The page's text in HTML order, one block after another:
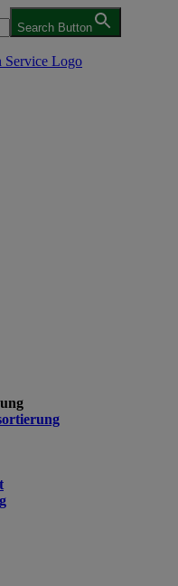
Search Button